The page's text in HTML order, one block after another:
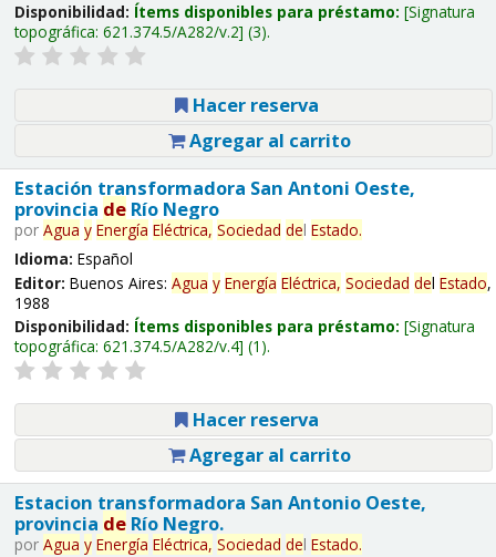
Disponibilidad: Ítems disponibles para préstamo: Signatura
topográfica: 621.374.5/A282/v.2 (3).
Hacer reserva
Agregar al carrito
Estación transformadora San Antoni Oeste,
provincia deRío Negro
por Agua y Energía Eléctrica, Sociedad del Estado.
Idioma: Español
Editor: Buenos Aires: Agua y Energía Eléctrica, Sociedad del Estado,
1988
Disponibilidad: Ítems disponibles para préstamo: Signatura
topográfica: 621.374.5/A282/v.4 (1).
Hacer reserva
Agregar al carrito
Estacion transformadora San Antonio Oeste,
provincia deRío Negro.
por Agua y Energía Eléctrica, Sociedad del Estado.